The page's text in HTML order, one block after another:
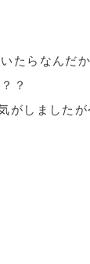
たらなんだ
？
がしました